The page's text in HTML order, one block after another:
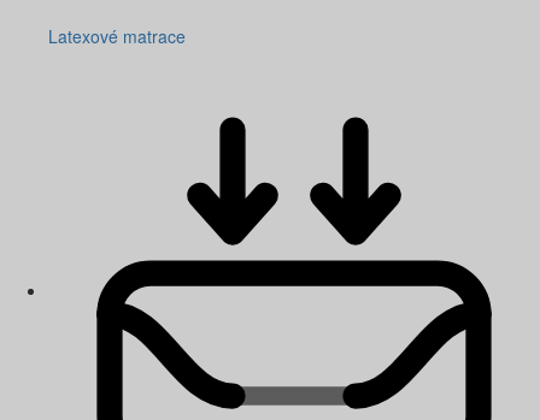
Latexové matrace